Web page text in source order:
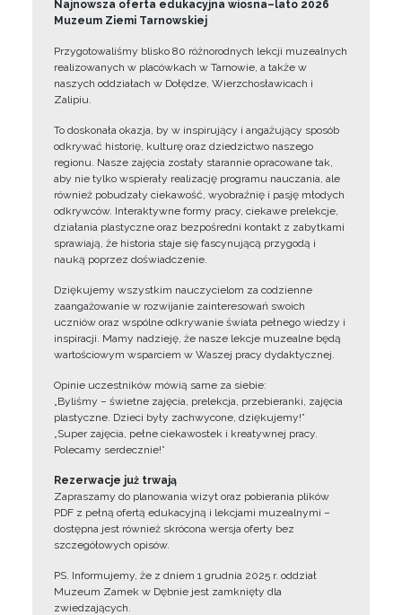
Najnowsza oferta edukacyjna wiosna–lato 2026
Muzeum Ziemi Tarnowskiej
Przygotowaliśmy blisko 80 różnorodnych lekcji muzealnych
realizowanych w placówkach w Tarnowie, a także w
naszych oddziałach w Dołędze, Wierzchosławicach i
Zalipiu.
To doskonała okazja, by w inspirujący i angażujący sposób
odkrywać historię, kulturę oraz dziedzictwo naszego
regionu. Nasze zajęcia zostały starannie opracowane tak,
aby nie tylko wspierały realizację programu nauczania, ale
również pobudzały ciekawość, wyobraźnię i pasję młodych
odkrywców. Interaktywne formy pracy, ciekawe prelekcje,
działania plastyczne oraz bezpośredni kontakt z zabytkami
sprawiają, że historia staje się fascynującą przygodą i
nauką poprzez doświadczenie.
Dziękujemy wszystkim nauczycielom za codzienne
zaangażowanie w rozwijanie zainteresowań swoich
uczniów oraz wspólne odkrywanie świata pełnego wiedzy i
inspiracji. Mamy nadzieję, że nasze lekcje muzealne będą
wartościowym wsparciem w Waszej pracy dydaktycznej.
Opinie uczestników mówią same za siebie:
„Byliśmy – świetne zajęcia, prelekcja, przebieranki, zajęcia
plastyczne. Dzieci były zachwycone, dziękujemy!”
„Super zajęcia, pełne ciekawostek i kreatywnej pracy.
Polecamy serdecznie!”
Rezerwacje już trwają
Zapraszamy do planowania wizyt oraz pobierania plików
PDF z pełną ofertą edukacyjną i lekcjami muzealnymi –
dostępna jest również skrócona wersja oferty bez
szczegółowych opisów.
PS. Informujemy, że z dniem 1 grudnia 2025 r. oddział
Muzeum Zamek w Dębnie jest zamknięty dla
zwiedzających.